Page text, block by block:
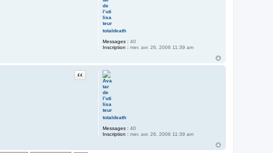
totaldeath
Messages : 40
Inscription : mer. avr. 26, 2006 11:39 am
totaldeath
Messages : 40
Inscription : mer. avr. 26, 2006 11:39 am
Citer